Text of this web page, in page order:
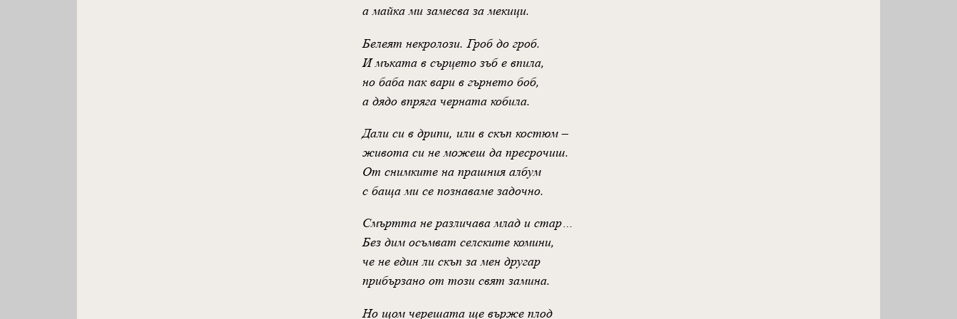
а майка ми замесва за мекици.
Белеят некролози. Гроб до гроб.
И мъката в сърцето зъб е впила,
но баба пак вари в гърнето боб,
а дядо впряга черната кобила.
Дали си в дрипи, или в скъп костюм –
живота си не можеш да пресрочиш.
От снимките на прашния албум
с баща ми се познаваме задочно.
Смъртта не различава млад и стар…
Без дим осъмват селските комини,
че не един ли скъп за мен другар
прибързано от този свят замина.
Но щом черешата ще върже плод